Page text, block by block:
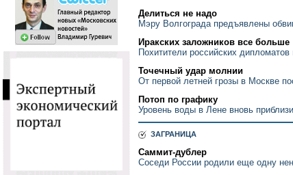
Делиться не надо
Мэру Волгограда предъявлены
Иракских заложников все больше
Похитители российских
Точечный удар молнии
От первой летней грозы в Москве
Потоп по графику
Уровень воды в Лене вновь
ЗАГРАНИЦА
Саммит-дублер
Соседи России родили еще одну